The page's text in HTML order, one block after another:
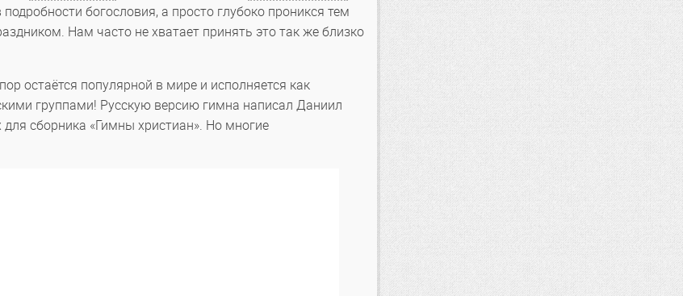
богословия, а просто глубоко проникся тем
Нам часто не хватает принять это так же близко
остаётся популярной в мире и исполняется как
группами! Русскую версию гимна написал Даниил
сборника «Гимны христиан». Но многие